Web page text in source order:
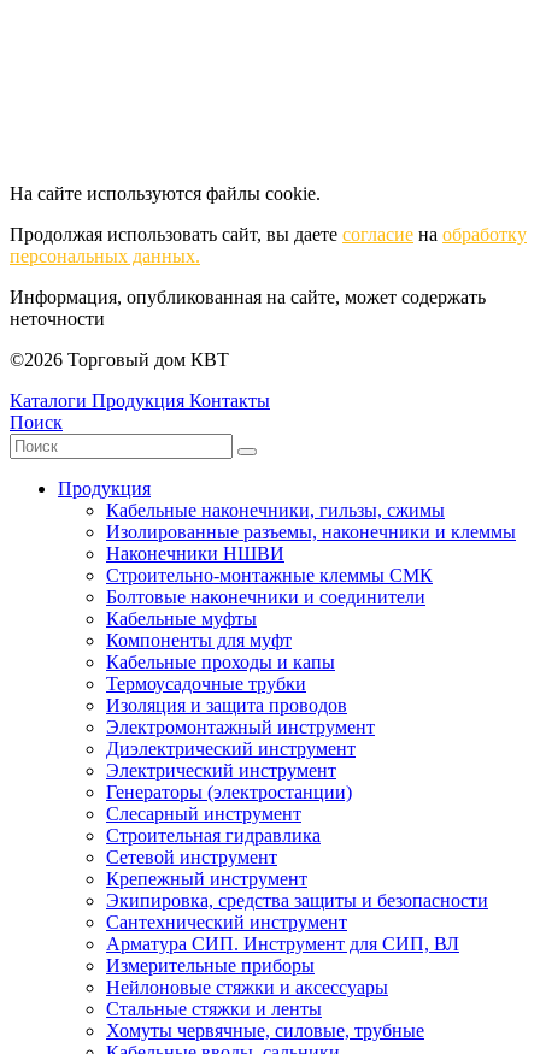
На сайте используются файлы cookie.
Продолжая использовать сайт, вы даете согласие на обработку
персональных данных.
Информация, опубликованная на сайте, может содержать
неточности
©2026 Торговый дом КВТ
Каталоги Продукция Контакты
Поиск
Продукция
Кабельные наконечники, гильзы, сжимы
Изолированные разъемы, наконечники и клеммы
Наконечники НШВИ
Строительно-монтажные клеммы СМК
Болтовые наконечники и соединители
Кабельные муфты
Компоненты для муфт
Кабельные проходы и капы
Термоусадочные трубки
Изоляция и защита проводов
Электромонтажный инструмент
Диэлектрический инструмент
Электрический инструмент
Генераторы (электростанции)
Слесарный инструмент
Строительная гидравлика
Сетевой инструмент
Крепежный инструмент
Экипировка, средства защиты и безопасности
Сантехнический инструмент
Арматура СИП. Инструмент для СИП, ВЛ
Измерительные приборы
Нейлоновые стяжки и аксессуары
Стальные стяжки и ленты
Хомуты червячные, силовые, трубные